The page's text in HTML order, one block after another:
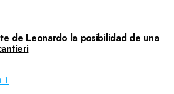
de Leonardo la posibilidad de una
1